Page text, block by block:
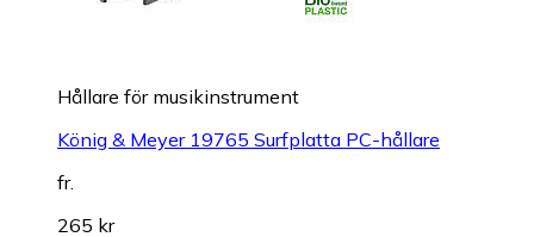
Hållare för musikinstrument
König & Meyer 19765 Surfplatta PC-hållare
fr.
265 kr